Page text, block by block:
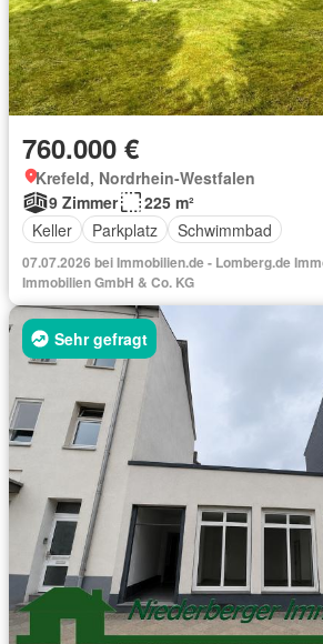
760.000 €
Krefeld, Nordrhein-Westfalen
9 Zimmer
225 m²
Keller
Parkplatz Schwimmbad
07.07.2026 bei Immobilien.de - Lomberg.de
Immobilien GmbH & Co. KG
Sehr gefragt